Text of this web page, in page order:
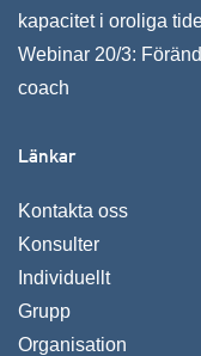
kapacitet i oroliga
Webinar 20/3:
coach
Länkar
Kontakta oss
Konsulter
Individuellt
Grupp
Organisation